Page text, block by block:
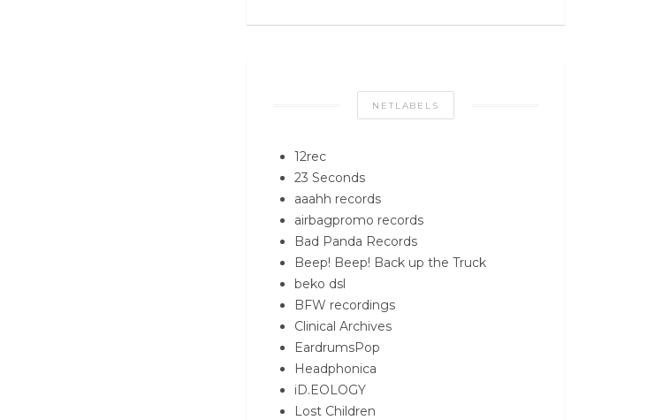
NETLABELS
12rec
23 Seconds
aaahh records
airbagpromo records
Bad Panda Records
Beep! Beep! Back up the Truck
beko dsl
BFW recordings
Clinical Archives
EardrumsPop
Headphonica
iD.EOLOGY
Lost Children